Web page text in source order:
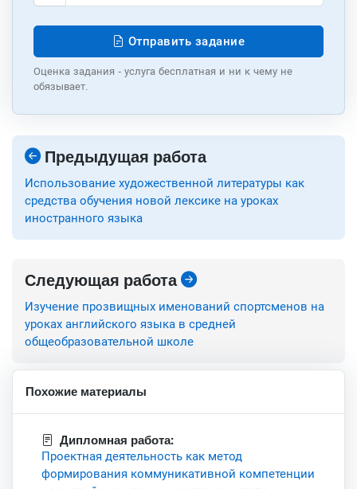
Отправить задание
Оценка задания - услуга бесплатная и ни к чему не
обязывает.
Предыдущая работа
Использование художественной литературы как
средства обучения новой лексике на уроках
иностранного языка
Следующая работа
Изучение прозвищных именований спортсменов на
уроках английского языка в средней
общеобразовательной школе
Похожие материалы
Дипломная работа:
Проектная деятельность как метод
формирования коммуникативной компетенции